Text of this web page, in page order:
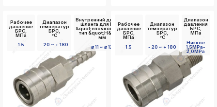
Рабочее
давление
БРС,
МПа
1.5
Диапазон
температур
БРС,
°C
- 20 ~ + 180
Внутренний диаметр
шланга для БРС с
&quot;ёлочкой&quot;
тип &quot;Н&quot;,
мм
⌀ 11 ~ ⌀ 12
Рабочее
давление
БРС,
МПа
1.5
Диапазон
температур
БРС,
°C
- 20 ~ + 180
Диапазон
давления
БРС,
МПа
Низкое
1,5MPa-
2,0MPa